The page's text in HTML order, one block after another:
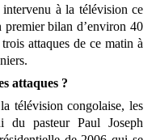
à la télévision ce
bilan d’environ 40
attaques de ce matin à
attaques ?
télévision congolaise, les
pasteur Paul Joseph